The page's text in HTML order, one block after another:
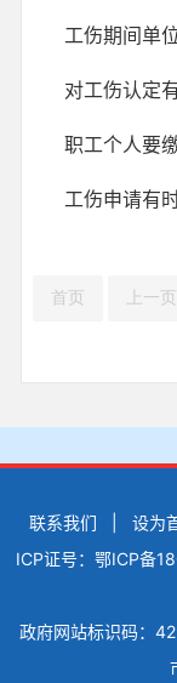
工伤期间单
对工伤认定
职工个人要
首页 上一页
联系我们 设为
ICP证号：鄂ICP备
政府网站标识码：